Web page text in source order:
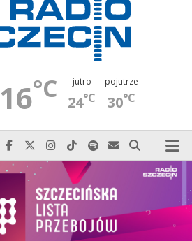
16°C jutro
24°C
pojutrze
30°C
Najlepiej po prostu do nas zadzwoń
Odwiedź nas na Facebook-u
Odwiedź nas na X
Odwiedź nas na Instagram-ie
Odwiedź nas na TikTok-u
Szukaj nas na Spotify
Wyślij do nas
Szukaj